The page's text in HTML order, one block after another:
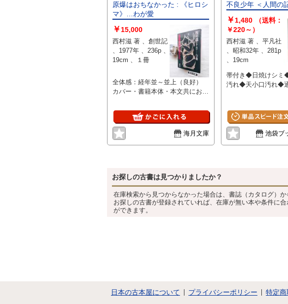
原爆はおちなかった : 《ヒロシ
マ》…わが愛
￥ 15,000
西村滋 著 、創世記
、1977年 、236p 、
19cm 、１冊
全体感：経年並～並上（良好）
カバー・書籍本体・本文共にお知
海月文庫
不良少年 ＜人間の
￥ 1,480
（送料：
￥220～）
西村滋 著 、平凡社
、昭和32年 、281p
、19cm
帯付き◆日焼けシミ
汚れ◆天小口汚れ◆
池袋ブ
お探しの古書は見つかりましたか？
在庫検索から見つからなかった場合は、書誌（カタログ）か
お探しの古書が登録されていれば、在庫が無い本や条件に
ができます。
日本の古本屋について プライバシーポリシー 特定